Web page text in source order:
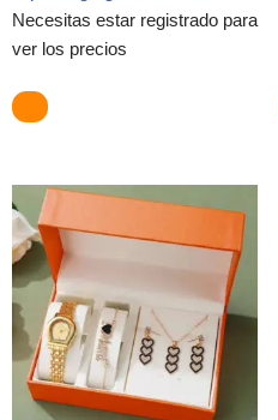
Necesitas estar registrado para
ver los precios